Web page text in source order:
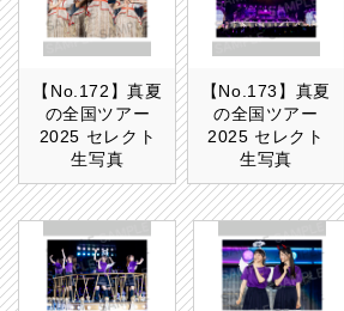
【No.172】真夏
の全国ツアー
2025 セレクト
生写真
【No.173】真夏
の全国ツアー
2025 セレクト
生写真